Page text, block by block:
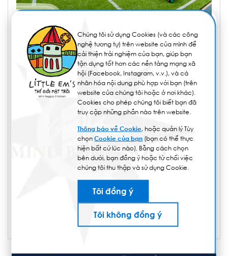
Với nỗ lực đến gần hơn cùng các gia
đình, đồng hành cùng ba mẹ trên hành
trình con khôn lớn, Little Em’s mong rằng
chương trình tham quan trường vào cuối
tuần sẽ giúp ba mẹ có một góc nhìn rõ
hơn về nhà trường, thêm niềm tin vào
Hướng tiếp cận mà trường dành cho các
con, và từ đó, thêm an tâm với lựa chọn
để đầu tư cho tương lai con từ những
Hãy đăng ký ngay với Little Em’s và hẹn
gặp gia đình vào cuối tuần nhé!
Chúng tôi sử dụng Cookies (và các công
nghệ tương tự) trên website của mình để
cải thiện trải nghiệm của bạn, giúp bạn
tận dụng tốt hơn các nền tảng mạng xã
hội (Facebook, Instagram, v.v.), và cá
nhân hóa nội dung phù hợp với bạn (trên
website của chúng tôi hoặc ở nơi khác).
Cookies cho phép chúng tôi biết bạn đã
truy cập những phần nào trên website.
Thông báo về Cookie, hoặc quản lý Tùy
chọnCookie của bạn (bạn có thể thực
hiện bất cứ lúc nào). Bằng cách chọn
bên dưới, bạn đồng ý hoặc từ chối việc
chúng tôi thu thập và sử dụng Cookie.
Tôi đồng ý
Tôi không đồng ý